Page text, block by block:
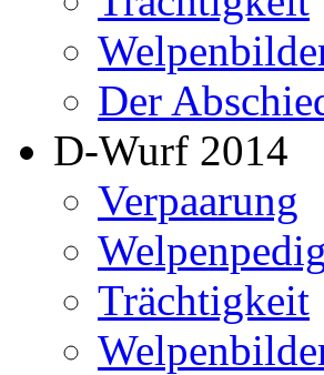
Der
D-Wurf 2014
Verpaarung
Trächtigkeit